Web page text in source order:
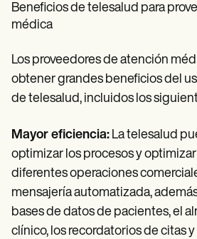
Beneficios de telesalud para
médica
Los proveedores de atención
obtener grandes beneficios del
de telesalud, incluidos los
Mayor eficiencia: La telesalud
optimizar los procesos y
diferentes operaciones
mensajería automatizada,
bases de datos de pacientes, el
clínico, los recordatorios de citas